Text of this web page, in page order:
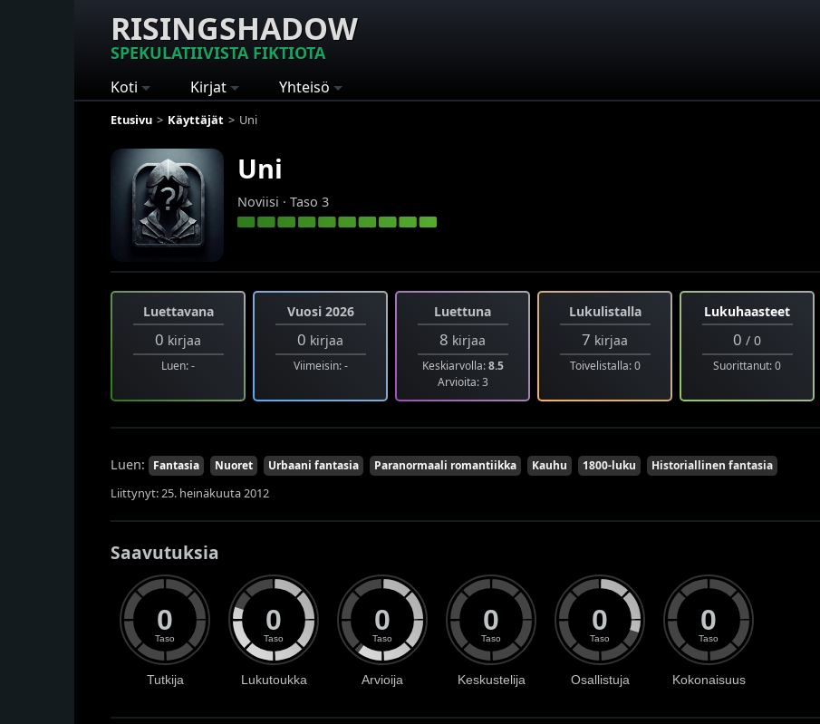
RISINGSHADOW
SPEKULATIIVISTA FIKTIOTA
Koti Kirjat Yhteisö
Etusivu Käyttäjät Uni
Uni
Noviisi · Taso 3
Luettavana
0 kirjaa
Luen: -
Vuosi 2026
0 kirjaa
Viimeisin: -
Luettuna
8 kirjaa
Keskiarvolla:8.5
Arvioita: 3
Lukulistalla
7 kirjaa
Toivelistalla: 0
Lukuhaasteet
0 / 0
Suorittanut: 0
Luen: Fantasia Nuoret Urbaani fantasia Paranormaali romantiikka Kauhu 1800-luku Historiallinen fantasia
Liittynyt: 25. heinäkuuta 2012
Saavutuksia
0
Taso
Tutkija
0
Taso
Lukutoukka
0
Taso
Arvioija
0
Taso
Keskustelija
0
Taso
Osallistuja
0
Taso
Kokonaisuus